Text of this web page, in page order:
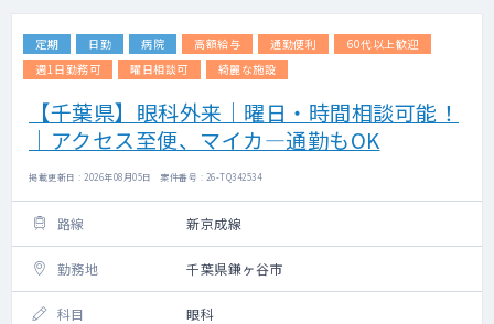
定期 日勤 病院 高額給与 通勤便利
60代以上歓迎
週1日勤務可
曜日相談可 綺麗な施設
【千葉県】眼科外来｜曜日・時間相談可能！
｜アクセス至便、マイカ―通勤もOK
掲載更新日 : 2026年08月05日 案件番号 : 26-TQ342534
路線 新京成線
勤務地 千葉県鎌ヶ谷市
科目 眼科